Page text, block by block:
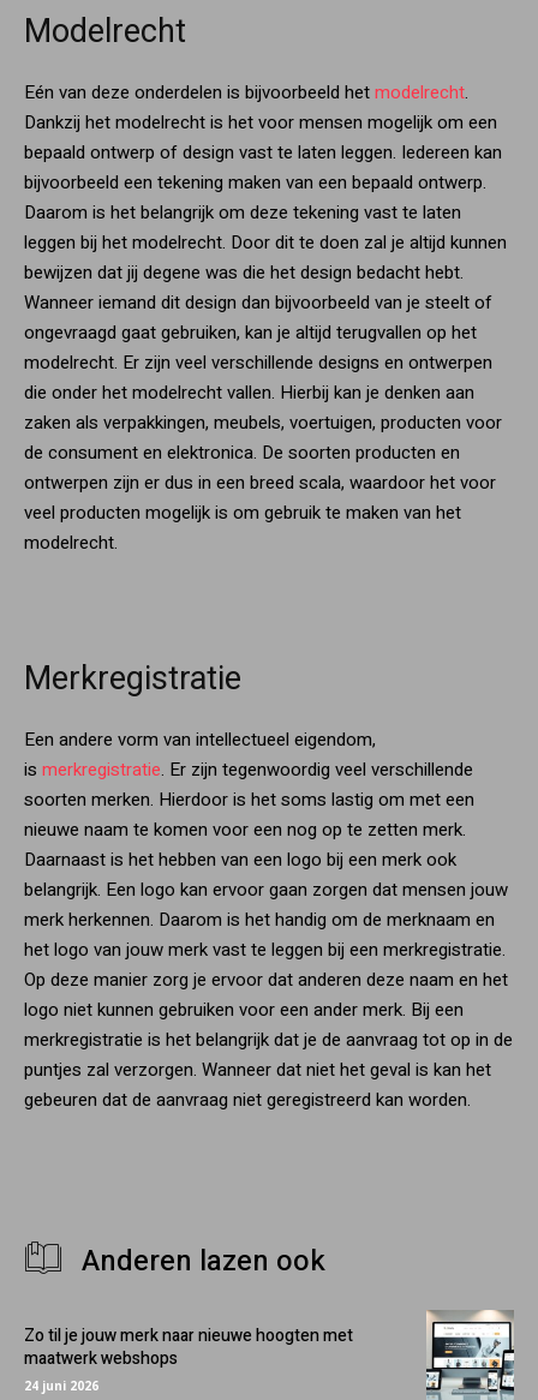
Modelrecht
Eén van deze onderdelen is bijvoorbeeld hetmodelrecht.
Dankzij het modelrecht is het voor mensen mogelijk om een
bepaald ontwerp of design vast te laten leggen. Iedereen kan
bijvoorbeeld een tekening maken van een bepaald ontwerp.
Daarom is het belangrijk om deze tekening vast te laten
leggen bij het modelrecht. Door dit te doen zal je altijd kunnen
bewijzen dat jij degene was die het design bedacht hebt.
Wanneer iemand dit design dan bijvoorbeeld van je steelt of
ongevraagd gaat gebruiken, kan je altijd terugvallen op het
modelrecht. Er zijn veel verschillende designs en ontwerpen
die onder het modelrecht vallen. Hierbij kan je denken aan
zaken als verpakkingen, meubels, voertuigen, producten voor
de consument en elektronica. De soorten producten en
ontwerpen zijn er dus in een breed scala, waardoor het voor
veel producten mogelijk is om gebruik te maken van het
modelrecht.
Merkregistratie
Een andere vorm van intellectueel eigendom,
is merkregistratie. Er zijn tegenwoordig veel verschillende
soorten merken. Hierdoor is het soms lastig om met een
nieuwe naam te komen voor een nog op te zetten merk.
Daarnaast is het hebben van een logo bij een merk ook
belangrijk. Een logo kan ervoor gaan zorgen dat mensen jouw
merk herkennen. Daarom is het handig om de merknaam en
het logo van jouw merk vast te leggen bij een merkregistratie.
Op deze manier zorg je ervoor dat anderen deze naam en het
logo niet kunnen gebruiken voor een ander merk. Bij een
merkregistratie is het belangrijk dat je de aanvraag tot op in de
puntjes zal verzorgen. Wanneer dat niet het geval is kan het
gebeuren dat de aanvraag niet geregistreerd kan worden.
Anderen lazen ook
Zo til je jouw merk naar nieuwe hoogten met
maatwerk webshops
24 juni 2026